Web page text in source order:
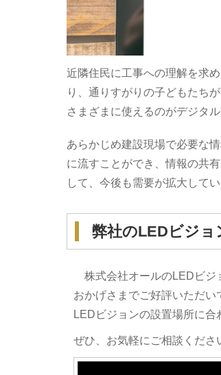
近隣住民に工事への理解を求
り、通りすがりの子どもたち
さまざまに使えるのがデジタ
あらかじめ建設現場で必要な
に流すことができ、情報の共
して、今後も需要が拡大して
弊社のLEDビジョ
株式会社オールのLEDビジ
おかげさまでご好評いただい
LEDビジョンの設置場所に合
ぜひ、お気軽にご相談くださ